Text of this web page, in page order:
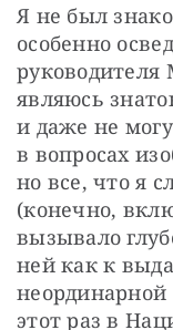
Я не был
особенно
являюсь
и даже не
в вопросах
но все, что я
(конечно,
вызывало
ней как к
неординарной
этот раз в